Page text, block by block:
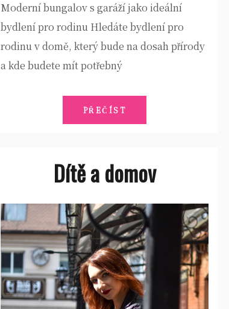
Moderní bungalov s garáží jako ideální
bydlení pro rodinu Hledáte bydlení pro
rodinu v domě, který bude na dosah přírody
a kde budete mít potřebný
PŘEČÍST
Dítě a domov